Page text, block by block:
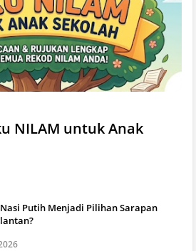
NILAM untuk Anak
Putih Menjadi Pilihan Sarapan